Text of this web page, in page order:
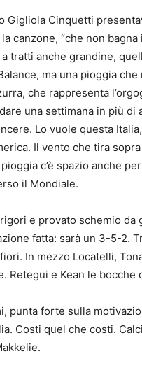
Gigliola Cinquetti
canzone, “che non
tratti anche grandine,
ma una pioggia che
che rappresenta
una settimana in più di
Lo vuole questa
Il vento che tira
c’è spazio anche
il Mondiale.
e provato schemio da
fatta: sarà un 3-5-2.
In mezzo Locatelli,
Retegui e Kean le bocche
punta forte sulla
Costi quel che costi.